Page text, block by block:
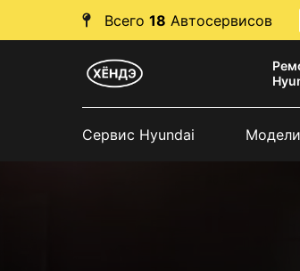
Всего 18 Автосервисов
Сервис Hyundai Модели